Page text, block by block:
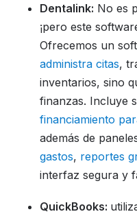
Dentalink: No es
¡pero este
Ofrecemos un
administra citas,
inventarios, sino
finanzas. Incluye
financiamiento
además de
gastos, reportes
interfaz segura y
QuickBooks: